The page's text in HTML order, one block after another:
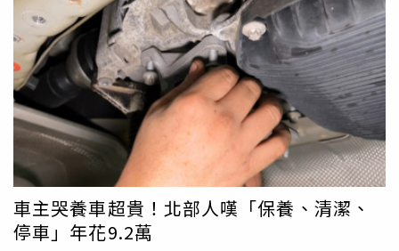
器後，確定是果子貍，並非犬隻；該位人士於下午1點多正
在肢解果子貍，但仍無法確定在肢解時，果子貍是否為活體
狀態。對此，新北市動保處表示，已通知該名男子赴動保處
說明釐清情況，以釐清是否涉及違法獵捕與宰殺情事。動保
處強調，白鼻心屬於一般類野生動物，非保育類，但仍不得
任意獵捕，依《野生動物保育法》第49條，可處6萬元以上
至30萬元以下罰鍰。此外，若本案為野外獵捕活體帶回宰
殺，將同時違反《動物保護法》第6條規定，「任何人不得
騷擾、虐待或傷害動物」。宰殺動物依同法第25條第1款處
2年以下有期徒刑或拘役，併科20萬元至200萬元以下罰
金。
車主哭養車超貴！北部人嘆「保養、清潔、
停車」年花9.2萬